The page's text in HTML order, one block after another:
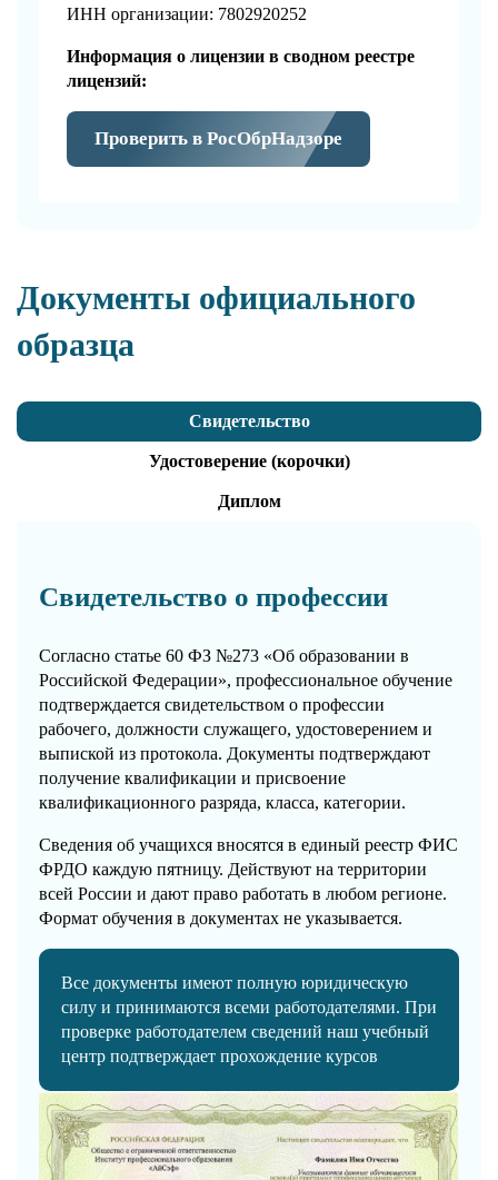
ИНН организации: 7802920252
Информация о лицензии в сводном реестре
лицензий:
Проверить в РосОбрНадзоре
Документы официального
образца
Свидетельство
Удостоверение (корочки)
Диплом
Свидетельство о профессии
Согласно статье 60 ФЗ №273 «Об образовании в
Российской Федерации», профессиональное обучение
подтверждается свидетельством о профессии
рабочего, должности служащего, удостоверением и
выпиской из протокола. Документы подтверждают
получение квалификации и присвоение
квалификационного разряда, класса, категории.
Сведения об учащихся вносятся в единый реестр ФИС
ФРДО каждую пятницу. Действуют на территории
всей России и дают право работать в любом регионе.
Формат обучения в документах не указывается.
Все документы имеют полную юридическую
силу и принимаются всеми работодателями. При
проверке работодателем сведений наш учебный
центр подтверждает прохождение курсов